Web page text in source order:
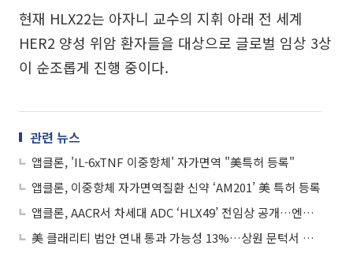
현재 HLX22는 아자니 교수의 지휘 아래 전 세계
HER2 양성 위암 환자들을 대상으로 글로벌 임상 3상
이 순조롭게 진행 중이다.
관련 뉴스
앱클론, 'IL-6xTNF 이중항체' 자가면역 "美특허 등록"
앱클론, 이중항체 자가면역질환 신약 ‘AM201’ 美 특허 등록
앱클론, AACR서 차세대 ADC ‘HLX49’ 전임상 공개…엔허투 대비 효능 우위
美 클래리티 법안 연내 통과 가능성 13%…상원 문턱서 제동